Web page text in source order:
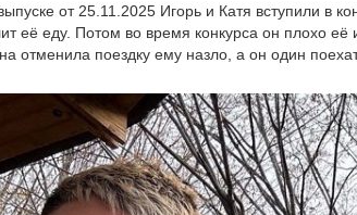
от 25.11.2025 Игорь и Катя вступили в
её еду. Потом во время конкурса он плохо её
отменила поездку ему назло, а он один